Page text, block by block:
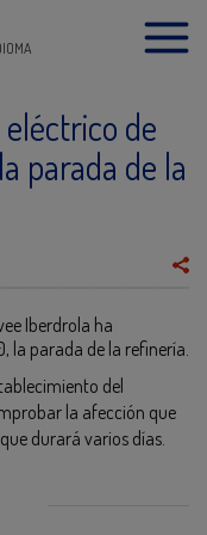
de
parada de la
Iberdrola ha
la parada de la refinería.
del
la afección que
durará varios días.